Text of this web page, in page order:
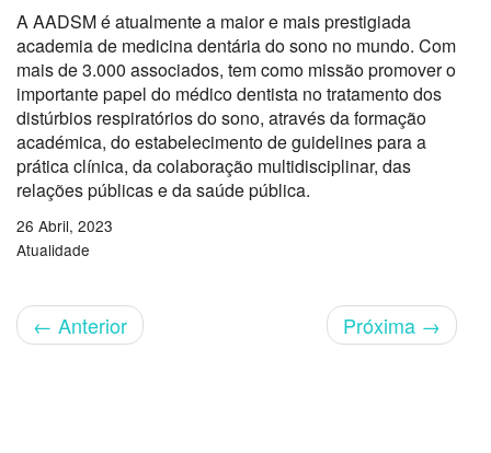
A AADSM é atualmente a maior e mais prestigiada
academia de medicina dentária do sono no mundo. Com
mais de 3.000 associados, tem como missão promover o
importante papel do médico dentista no tratamento dos
distúrbios respiratórios do sono, através da formação
académica, do estabelecimento de guidelines para a
prática clínica, da colaboração multidisciplinar, das
relações públicas e da saúde pública.
26 Abril, 2023
Atualidade
← Anterior Próxima →